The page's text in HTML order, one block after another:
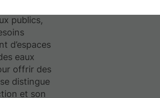
TP à
publics,
d’espaces
eaux
offrir des
distingue
et son